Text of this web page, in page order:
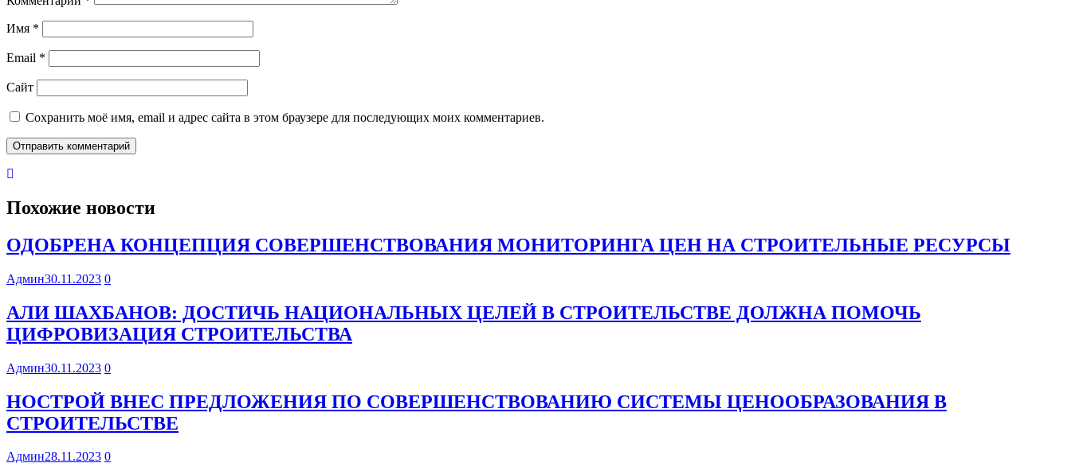
Имя *
Email *
Сайт
Сохранить моё имя, email и адрес сайта в этом браузере для последующих моих комментариев.
Похожие новости
ОДОБРЕНА КОНЦЕПЦИЯ СОВЕРШЕНСТВОВАНИЯ МОНИТОРИНГА ЦЕН НА СТРОИТЕЛЬНЫЕ РЕСУРСЫ
Админ30.11.2023 0
АЛИ ШАХБАНОВ: ДОСТИЧЬ НАЦИОНАЛЬНЫХ ЦЕЛЕЙ В СТРОИТЕЛЬСТВЕ ДОЛЖНА ПОМОЧЬ
ЦИФРОВИЗАЦИЯ СТРОИТЕЛЬСТВА
Админ30.11.2023 0
НОСТРОЙ ВНЕС ПРЕДЛОЖЕНИЯ ПО СОВЕРШЕНСТВОВАНИЮ СИСТЕМЫ ЦЕНООБРАЗОВАНИЯ В
СТРОИТЕЛЬСТВЕ
Админ28.11.2023 0